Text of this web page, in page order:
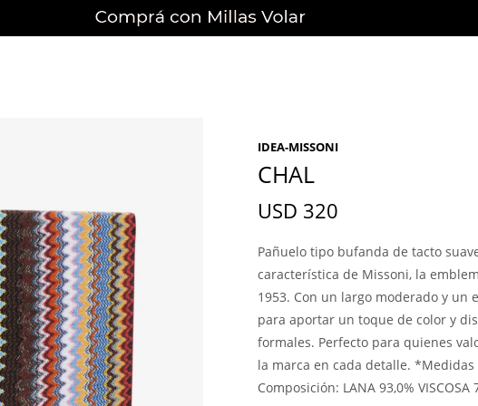
IDEA-MISSONI
CHAL
USD 320
Pañuelo tipo bufanda de tacto
característica de Missoni, la
1953. Con un largo moderado y un
para aportar un toque de color y
formales. Perfecto para quienes
la marca en cada detalle. *Medidas
Composición: LANA 93,0% VISCOSA